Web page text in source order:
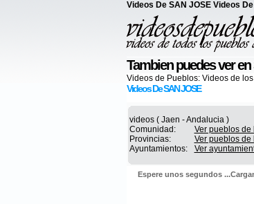
Videos De SAN JOSE Videos
Tambien puedes ver en
Videos de Pueblos: Videos de
Videos De SAN JOSE
videos ( Jaen - Andalucia )
Comunidad:
Ver pueblos
Provincias:
Ver pueblos de
Ayuntamientos:
Ver
Espere unos segundos